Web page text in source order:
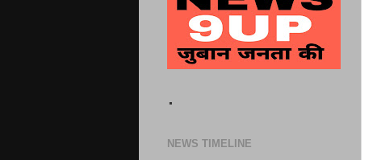
.
NEWS TIMELINE